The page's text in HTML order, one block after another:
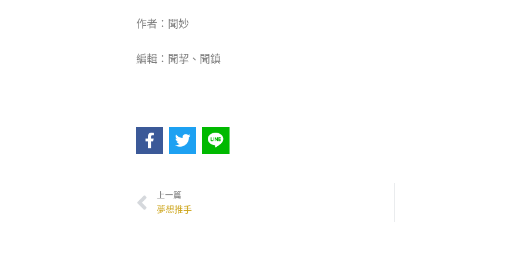
作者：聞妙
編輯：聞挈、聞鎮
上一篇
夢想推手